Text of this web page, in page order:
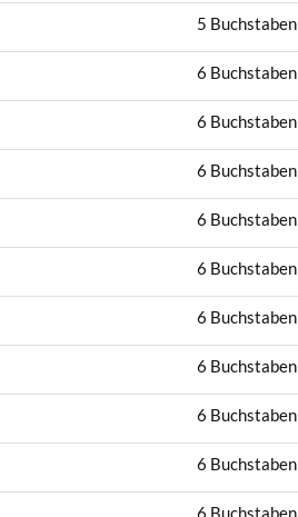
5 Buchstaben
6 Buchstaben
6 Buchstaben
6 Buchstaben
6 Buchstaben
6 Buchstaben
6 Buchstaben
6 Buchstaben
6 Buchstaben
6 Buchstaben
6 Buchstaben